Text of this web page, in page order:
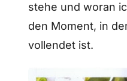
stehe und woran
den Moment, in
vollendet ist.